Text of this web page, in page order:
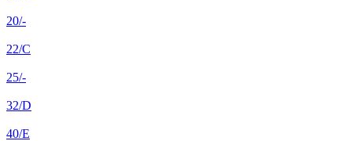
20/-
22/C
25/-
32/D
40/E